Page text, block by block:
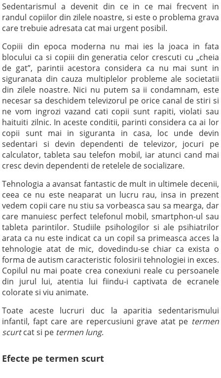
Sedentarismul a devenit din ce in ce mai frecvent in
randul copiilor din zilele noastre, si este o problema grava
care trebuie adresata cat mai urgent posibil.
Copiii din epoca moderna nu mai ies la joaca in fata
blocului ca si copiii din generatia celor crescuti cu „cheia
de gat”, parintii acestora considera ca nu mai sunt in
siguranata din cauza multiplelor probleme ale societatii
din zilele noastre. Nici nu putem sa ii condamnam, este
necesar sa deschidem televizorul pe orice canal de stiri si
ne vom ingrozi vazand cati copii sunt rapiti, violati sau
haituiti zilnic. In aceste conditii, parinti considera ca ai lor
copii sunt mai in siguranta in casa, loc unde devin
sedentari si devin dependenti de televizor, jocuri pe
calculator, tableta sau telefon mobil, iar atunci cand mai
cresc devin dependenti de retelele de socializare.
Tehnologia a avansat fantastic de mult in ultimele decenii,
ceea ce nu este neaparat un lucru rau, insa in prezent
vedem copii care nu stiu sa vorbeasca sau sa mearga, dar
care manuiesc perfect telefonul mobil, smartphon-ul sau
tableta parintilor. Studiile psihologilor si ale psihiatrilor
arata ca nu este indicat ca un copil sa primeasca acces la
tehnologie atat de mic, dovedindu-se chiar ca exista o
forma de autism caracteristic folosirii tehnologiei in exces.
Copilul nu mai poate crea conexiuni reale cu persoanele
din jurul lui, atentia lui fiindu-i captivata de ecranele
colorate si viu animate.
Toate aceste lucruri duc la aparitia sedentarismului
infantil, fapt care are repercusiuni grave atat pe termen
scurtcat si pe termen lung.
Efecte pe termen scurt